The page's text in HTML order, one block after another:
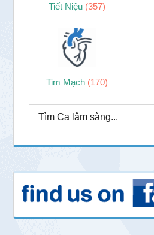
Tiết Niệu (357)
Tim Mạch (170)